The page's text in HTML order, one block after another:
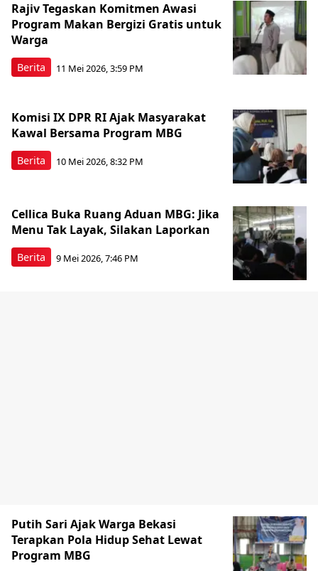
Berita
Rajiv Tegaskan Komitmen Awasi
Program Makan Bergizi Gratis untuk
Warga
11 Mei 2026, 3:59 PM
Berita
Komisi IX DPR RI Ajak Masyarakat
Kawal Bersama Program MBG
10 Mei 2026, 8:32 PM
Berita
Cellica Buka Ruang Aduan MBG: Jika
Menu Tak Layak, Silakan Laporkan
9 Mei 2026, 7:46 PM
Putih Sari Ajak Warga Bekasi
Terapkan Pola Hidup Sehat Lewat
Program MBG